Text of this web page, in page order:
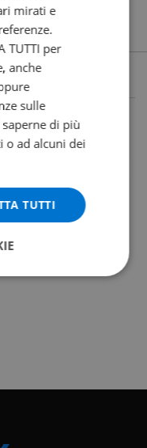
mirati e
TUTTI per
anche
sulle
di più
o ad alcuni dei
TUTTI